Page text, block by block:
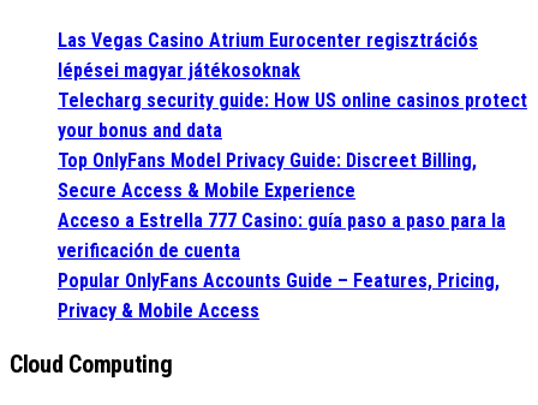
Las Vegas Casino Atrium Eurocenter regisztrációs
lépései magyar játékosoknak
Telecharg security guide: How US online casinos protect
your bonus and data
Top OnlyFans Model Privacy Guide: Discreet Billing,
Secure Access & Mobile Experience
Acceso a Estrella 777 Casino: guía paso a paso para la
verificación de cuenta
Popular OnlyFans Accounts Guide – Features, Pricing,
Privacy & Mobile Access
Cloud Computing